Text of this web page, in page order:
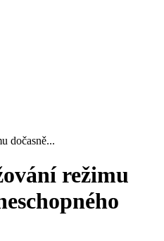
dočasně...
režimu